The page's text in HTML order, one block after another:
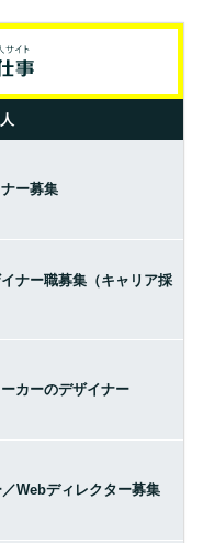
ー募集
ナー職募集（キャリア採
カーのデザイナー
Webディレクター募集